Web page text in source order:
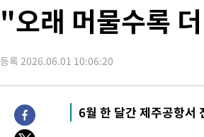
-16385초 전 >태풍 돌핀, 중 저장성 타이저우시
-13731초 전 >
AT마드리드 데뷔 앞둔 이강인,
44.40%
-11695초 전 >與 강원·TK 당원투표 합산 김민
44.53%
-11535초 전 >[속보]與전대 권리당원투표…강원
-11342초 전 >
[속보]與 당대표 경선, 경북 권리
45.71%
-11244초 전 >
"오래 머물수록
등록 2026.06.01 10:06:20
6월 한 달간 제주공항서